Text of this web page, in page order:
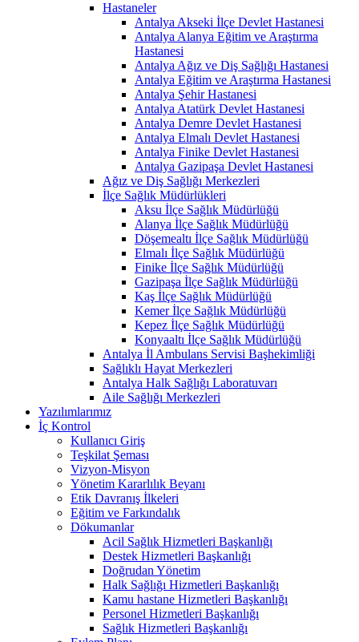
Hastaneler
Antalya Akseki İlçe Devlet Hastanesi
Antalya Alanya Eğitim ve Araştırma
Hastanesi
Antalya Ağız ve Diş Sağlığı Hastanesi
Antalya Eğitim ve Araştırma Hastanesi
Antalya Şehir Hastanesi
Antalya Atatürk Devlet Hastanesi
Antalya Demre Devlet Hastanesi
Antalya Elmalı Devlet Hastanesi
Antalya Finike Devlet Hastanesi
Antalya Gazipaşa Devlet Hastanesi
Ağız ve Diş Sağlığı Merkezleri
İlçe Sağlık Müdürlükleri
Aksu İlçe Sağlık Müdürlüğü
Alanya İlçe Sağlık Müdürlüğü
Döşemealtı İlçe Sağlık Müdürlüğü
Elmalı İlçe Sağlık Müdürlüğü
Finike İlçe Sağlık Müdürlüğü
Gazipaşa İlçe Sağlık Müdürlüğü
Kaş İlçe Sağlık Müdürlüğü
Kemer İlçe Sağlık Müdürlüğü
Kepez İlçe Sağlık Müdürlüğü
Konyaaltı İlçe Sağlık Müdürlüğü
Antalya İl Ambulans Servisi Başhekimliği
Sağlıklı Hayat Merkezleri
Antalya Halk Sağlığı Laboratuvarı
Aile Sağlığı Merkezleri
Yazılımlarımız
İç Kontrol
Kullanıcı Giriş
Teşkilat Şeması
Vizyon-Misyon
Yönetim Kararlılık Beyanı
Etik Davranış İlkeleri
Eğitim ve Farkındalık
Dökumanlar
Acil Sağlık Hizmetleri Başkanlığı
Destek Hizmetleri Başkanlığı
Doğrudan Yönetim
Halk Sağlığı Hizmetleri Başkanlığı
Kamu hastane Hizmetleri Başkanlığı
Personel Hizmetleri Başkanlığı
Sağlık Hizmetleri Başkanlığı